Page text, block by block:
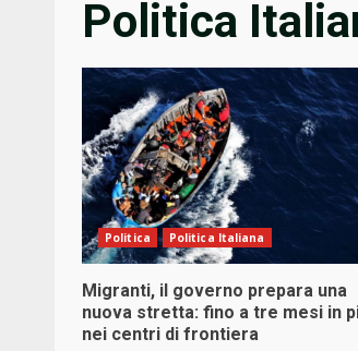
Politica
Politica Politica Italiana
Migranti, il governo prepara una
nuova stretta: fino a tre mesi in
nei centri di frontiera